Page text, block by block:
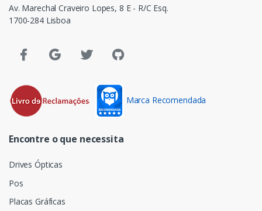
Av. Marechal Craveiro Lopes, 8 E - R/C Esq.
1700-284 Lisboa
Marca Recomendada
Encontre o que necessita
Drives Ópticas
Pos
Placas Gráficas